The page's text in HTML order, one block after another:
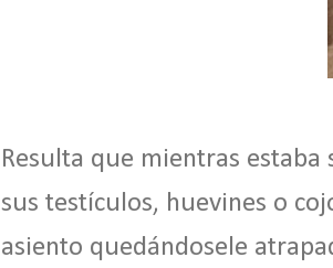
Resulta que mientras
sus testículos, huevines o
asiento quedándosele